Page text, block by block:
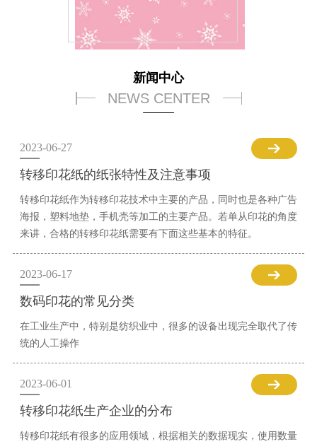
新闻中心
NEWS CENTER
2023-06-27
转移印花纸的纸张特性及注意事项
转移印花纸作为转移印花技术中主要的产品，同时也是各种广告
海报，塑料地垫，手机壳等加工的主要产品。若单从印花的角度
来讲，合格的转移印花纸需要有下面这些基本的特征。
2023-06-17
数码印花的常见分类
在工业生产中，特别是纺织业中，很多的设备出现完全取代了传
统的人工操作
2023-06-01
转移印花纸生产企业的分布
转移印花纸有很多的应用领域，根据相关的数据现实，使用数量